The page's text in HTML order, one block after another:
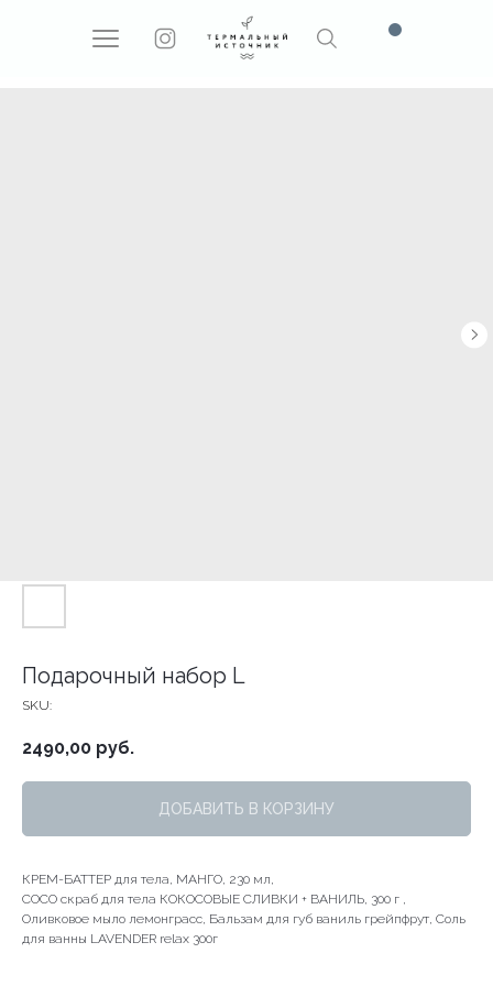
Поиск
Подарочный набор L
SKU:
2490,00 руб.
ДОБАВИТЬ В КОРЗИНУ
КРЕМ-БАТТЕР для тела, МАНГО, 230 мл,
СОСО скраб для тела КОКОСОВЫЕ СЛИВКИ + ВАНИЛЬ, 300 г ,
Оливковое мыло лемонграсс, Бальзам для губ ваниль грейпфрут, Соль
для ванны LAVENDER relax 300г